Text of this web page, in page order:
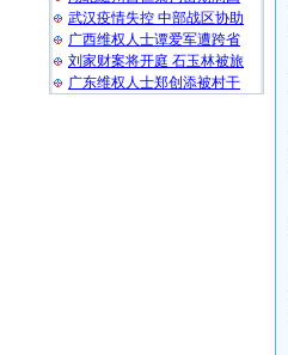
武汉疫情失控 中部战区协助
广西维权人士谭爱军遭跨省
刘家财案将开庭 石玉林被旅
广东维权人士郑创添被村干